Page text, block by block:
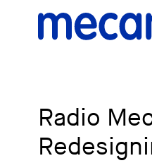
Radio